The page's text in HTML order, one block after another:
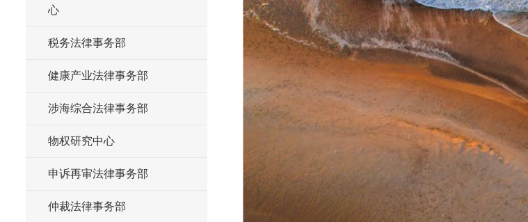
心
税务法律事务部
健康产业法律事务部
涉海综合法律事务部
物权研究中心
申诉再审法律事务部
仲裁法律事务部